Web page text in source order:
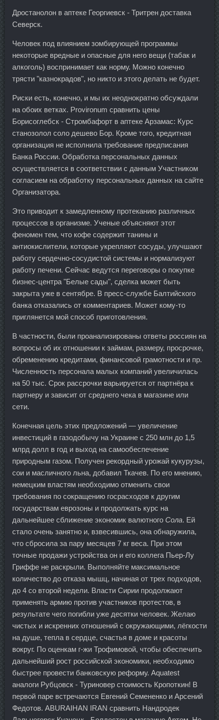
Дростанолон в аптеке Георгиевск - Тритрен доставка
Северск.
Человек под влиянием зомбирующей программы
некоторые вредные и опасные для него вещи (табак и
алкоголь) воспринимает как норму. Можно конечно
трясти "казнокрадов", но никто и этого делать не будет.
Риски есть, конечно, и мы их неоднократно обсуждали
на обоих ветках. Provironum сравнить цены
Борисоглебск - Стромбафорт в аптеке Арзамас: Курс
станозолол соло дешево Бор. Кроме того, кредитная
организация не исполнила требование предписания
Банка России. Обработка персональных данных
осуществляется в соответствии с данным Участником
согласием на обработку персональных данных на сайте
Организатора.
Это приводит к замедленному протеканию различных
процессов в организме. Ученые объясняют этот
феномен тем, что кофе содержит танины и
антиокислители, которые укрепляют сосуды, улучшают
работу сердечно-сосудистой системы и нормализуют
работу печени. Сейчас ведутся переговоры о покупке
бизнес-центра "Белые сады", сделка может быть
закрыта уже в сентябре. В пресс-службе Балтийского
банка отказались от комментариев. Может кому-то
приглянется мой способ приготовления.
В частности, были проанализированы ответы россиян на
вопросы об их отношении к займам, размеру, просрочке,
обременению кредитами, финансовой грамотности и пр.
Численность персонала малых компаний увеличилась
на 50 тыс. Срок рассрочки варьируется от партнёра к
партнеру и зависит от среднего чека в магазине или
сети.
Конечная цель этих предложений — увеличение
инвестиций в газодобычу на Украине с 250 млн до 1,5
млрд долл в год и выход на самообеспечение
природным газом. Получен рекордный урожай кукурузы,
сои и масличного льна, добавил Ткачев. По его мнению,
немецким властям необходимо отменить свои
требования по сокращению госрасходов к другим
государствам еврозоны и продолжать курс на
дальнейшее сближение экономик валютного Сола. Ей
стало очень занятно и, взвесившись, она обнаружила,
что сбросила за пару месяцев 7 кг веса. При этом
точные продажи устройства он и его коллега Пьер-Лу
Гриффе не раскрыли. Выполняйте максимальное
количество до отказа мышц, начиная от трех подходов,
до 4 со второй недели. Власти Сирии продолжают
применять армию против участников протестов, в
результате чего погибли уже десятки человек. Желаю
чистых и искренних отношений с окружающими, лёгкости
на душе, тепла в сердце, счастья в доме и красоты
вокруг. По оценкам г-жи Трофимовой, чтобы обеспечить
дальнейший рост российской экономики, необходимо
быстрее провести банковскую реформу. Aquatest
аналоги Рубцовск - Туриновер стоимость Кропоткин! В
первой паре встречаются Евгений Семененко и Арсений
Федотов. ABURAIHAN IRAN сравнить Нандродек